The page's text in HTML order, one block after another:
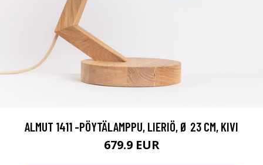
ALMUT 1411 -PÖYTÄLAMPPU, LIERIÖ, Ø 23 CM, KIVI
679.9 EUR